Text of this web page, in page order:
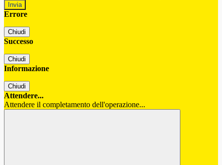
Errore
Chiudi
Successo
Chiudi
Informazione
Chiudi
Attendere...
Attendere il completamento dell'operazione...